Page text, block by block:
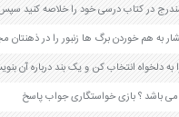
می باشد ؟ بازی خواستگاری جواب پاسخ